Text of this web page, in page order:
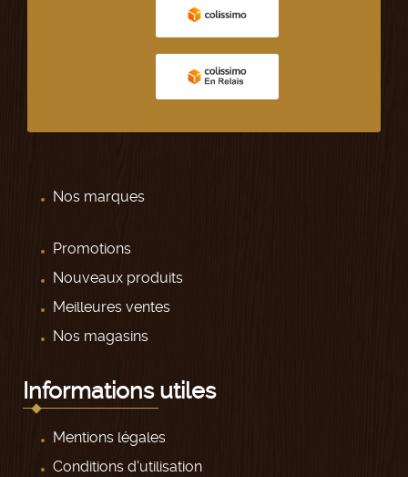
Nos marques
Promotions
Nouveaux produits
Meilleures ventes
Nos magasins
Informations utiles
Mentions légales
Conditions d'utilisation